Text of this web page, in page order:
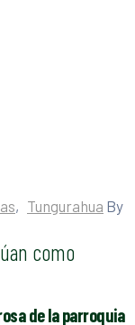
‚ Tungurahua By
como
de la parroquia